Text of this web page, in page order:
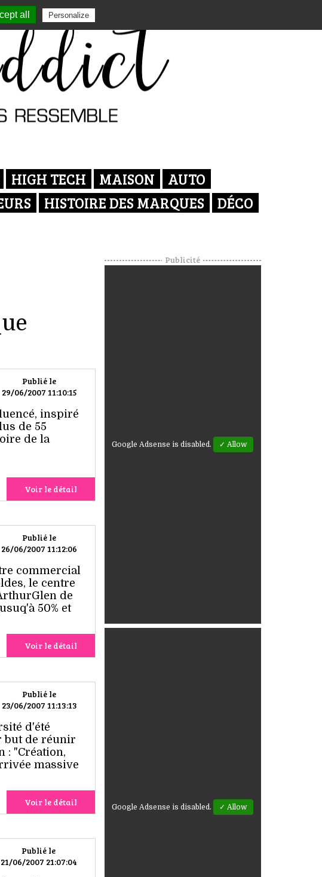
HIGH TECH MAISON
AUTO
HISTOIRE DES MARQUES
DÉCO
Publié le
29/06/2007 11:10:15
inspiré
de 55
de la
Voir le détail
Publié le
26/06/2007 11:12:06
commercial
le centre
de
50% et
Voir le détail
Publié le
23/06/2007 11:13:13
d'été
but de réunir
: "Création,
massive
Voir le détail
Publié le
21/06/2007 21:07:04
Publicité
Google Adsense is disabled. ✓ Allow
Google Adsense is disabled. ✓ Allow
all Personalize